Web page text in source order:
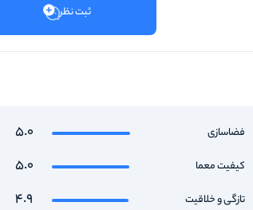
ثبت نظر
فضاسازی 5.0
کیفیت معما 5.0
تازگی و خلاقیت 4.9